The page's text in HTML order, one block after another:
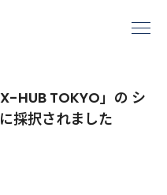
HUB TOKYO」の シ
採択されました